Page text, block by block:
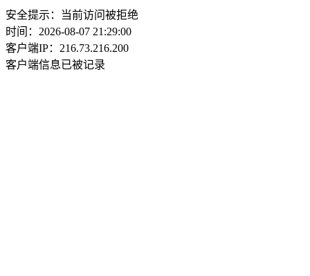
安全提示：当前访问被拒绝
时间：2026-08-07 21:29:00
客户端IP：216.73.216.200
客户端信息已被记录